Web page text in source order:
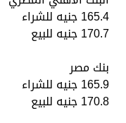
165.4 جنيه للشراء
170.7 جنيه للبيع
بنك مصر
165.9 جنيه للشراء
170.8 جنيه للبيع